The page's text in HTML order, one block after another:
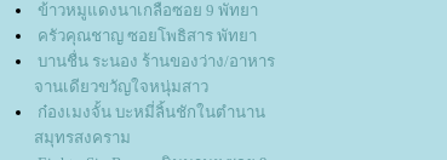
ข้าวหมูแดงนาเกลือซอย 9 พัทยา
ครัวคุณชาญ ซอยโพธิสาร พัทยา
บานชื่น ระนอง ร้านของว่าง/อาหาร
จานเดียวขวัญใจหนุ่มสาว
ก๋องเมงจั้น บะหมี่ลิ้นชักในตำนาน
สมุทรสงคราม